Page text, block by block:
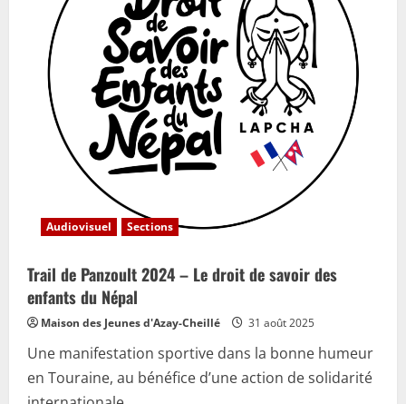
Audiovisuel Sections
Trail de Panzoult 2024 – Le droit de savoir des
enfants du Népal
Maison des Jeunes d'Azay-Cheillé 31 août 2025
Une manifestation sportive dans la bonne humeur
en Touraine, au bénéfice d’une action de solidarité